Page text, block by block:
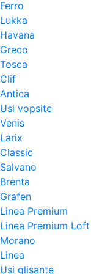
Ferro
Lukka
Havana
Greco
Tosca
Clif
Antica
Usi vopsite
Venis
Larix
Classic
Salvano
Brenta
Grafen
Linea Premium
Linea Premium Loft
Morano
Linea
Usi glisante